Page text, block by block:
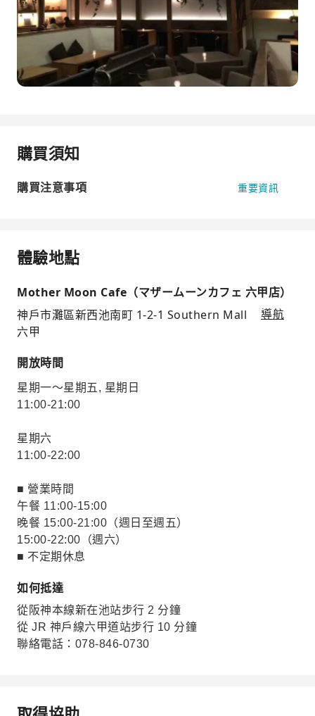
購買須知
購買注意事項 重要資訊
體驗地點
Mother Moon Cafe（マザームーンカフェ 六甲店）
神戶市灘區新西池南町 1-2-1 Southern Mall
六甲
導航
開放時間
星期一～星期五, 星期日
11:00-21:00
星期六
11:00-22:00
■ 營業時間
午餐 11:00-15:00
晚餐 15:00-21:00（週日至週五）
15:00-22:00（週六）
■ 不定期休息
如何抵達
從阪神本線新在池站步行 2 分鐘
從 JR 神戶線六甲道站步行 10 分鐘
聯絡電話：078-846-0730